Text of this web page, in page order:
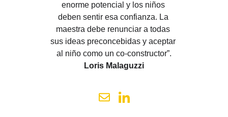
enorme potencial y los niños
deben sentir esa confianza. La
maestra debe renunciar a todas
sus ideas preconcebidas y aceptar
al niño como un co-constructor”.
Loris Malaguzzi